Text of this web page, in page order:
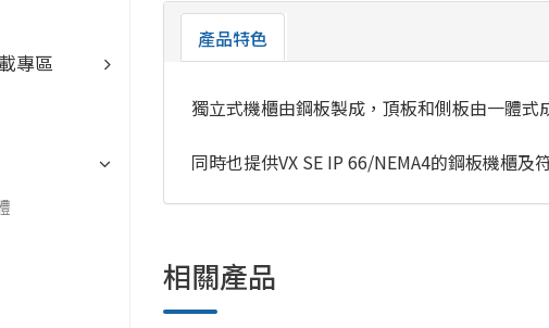
產品特色
獨立式機櫃由鋼板製成，頂板和側板由一體式
同時也提供VX SE IP 66/NEMA4的鋼板機櫃及
相關產品
專區